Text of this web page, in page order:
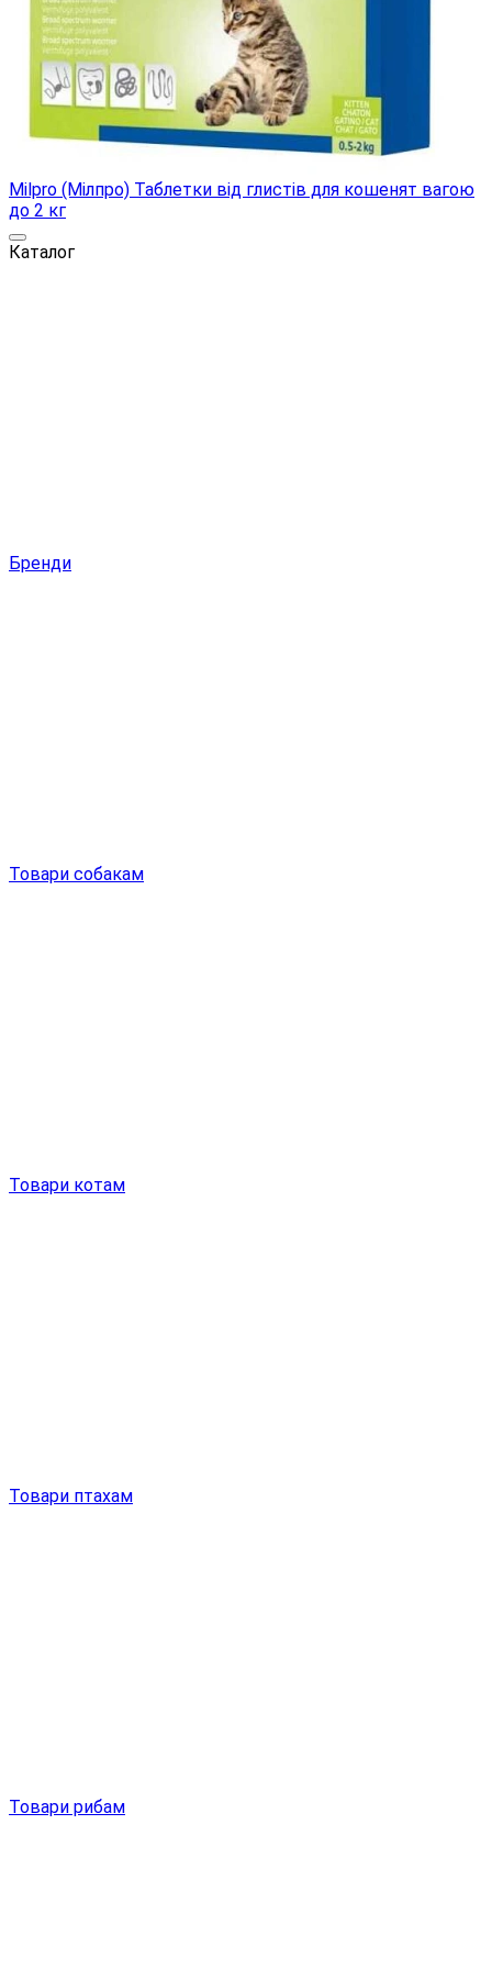
Milpro (Мілпро) Таблетки від глистів для кошенят вагою
до 2 кг
Каталог
Бренди
Товари собакам
Товари котам
Товари птахам
Товари рибам